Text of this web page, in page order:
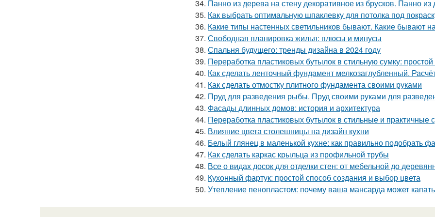
34. Панно из дерева на стену декоративное из брусков. Панно
35. Как выбрать оптимальную шпаклевку для потолка под
36. Какие типы настенных светильников бывают. Какие бывают
37. Свободная планировка жилья: плюсы и минусы
38. Спальня будущего: тренды дизайна в 2024 году
39. Переработка пластиковых бутылок в стильную сумку:
40. Как сделать ленточный фундамент мелкозаглубленный.
41. Как сделать отмостку плитного фундамента своими руками
42. Пруд для разведения рыбы. Пруд своими руками для
43. Фасады длинных домов: история и архитектура
44. Переработка пластиковых бутылок в стильные и практичные
45. Влияние цвета столешницы на дизайн кухни
46. Белый глянец в маленькой кухне: как правильно подобрать
47. Как сделать каркас крыльца из профильной трубы
48. Все о видах досок для отделки стен: от мебельной до
49. Кухонный фартук: простой способ создания и выбор цвета
50. Утепление пенопластом: почему ваша мансарда может капать